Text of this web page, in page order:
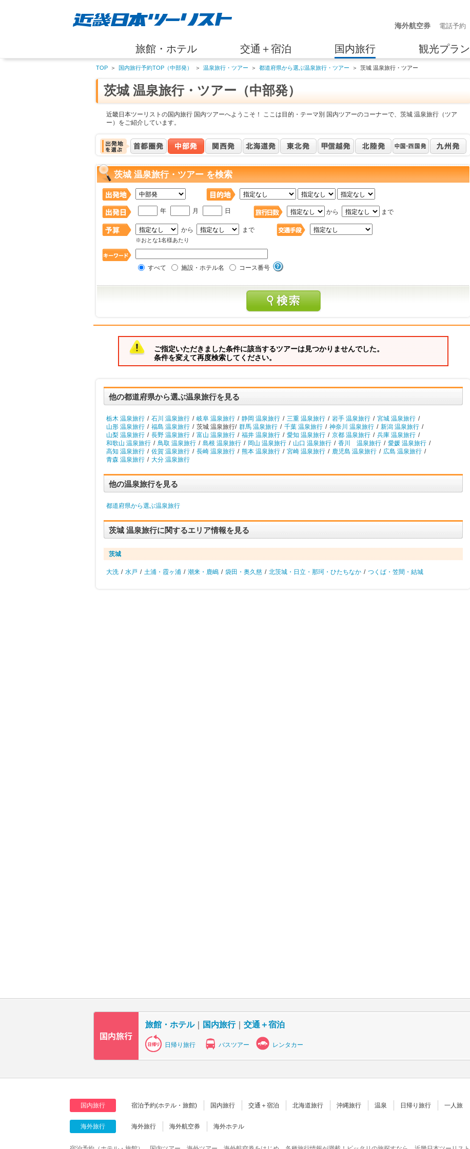
海外航空券
電話予約
旅館・ホテル 交通＋宿泊 国内旅行 観光プラン
TOP ＞ 国内旅行予約TOP（中部発） ＞ 温泉旅行・ツアー ＞ 都道府県から選ぶ温泉旅行・ツアー ＞ 茨城 温泉旅行・ツアー
茨城 温泉旅行・ツアー（中部発）
近畿日本ツーリストの国内旅行 国内ツアーへようこそ！ ここは目的・テーマ別 国内ツアーのコーナーで、茨城 温泉旅行（ツア
ー）をご紹介しています。
茨城 温泉旅行・ツアー を検索
年 月 日 から まで
から まで
※おとな1名様あたり
すべて 施設・ホテル名 コース番号
ご指定いただきました条件に該当するツアーは見つかりませんでした。
条件を変えて再度検索してください。
他の都道府県から選ぶ温泉旅行を見る
栃木 温泉旅行 / 石川 温泉旅行 / 岐阜 温泉旅行 / 静岡 温泉旅行 / 三重 温泉旅行 / 岩手 温泉旅行 / 宮城 温泉旅行 /
山形 温泉旅行 / 福島 温泉旅行 / 茨城 温泉旅行/ 群馬 温泉旅行 / 千葉 温泉旅行 / 神奈川 温泉旅行 / 新潟 温泉旅行 /
山梨 温泉旅行 / 長野 温泉旅行 / 富山 温泉旅行 / 福井 温泉旅行 / 愛知 温泉旅行 / 京都 温泉旅行 / 兵庫 温泉旅行 /
和歌山 温泉旅行 / 鳥取 温泉旅行 / 島根 温泉旅行 / 岡山 温泉旅行 / 山口 温泉旅行 / 香川 温泉旅行 / 愛媛 温泉旅行 /
高知 温泉旅行 / 佐賀 温泉旅行 / 長崎 温泉旅行 / 熊本 温泉旅行 / 宮崎 温泉旅行 / 鹿児島 温泉旅行 / 広島 温泉旅行 /
青森 温泉旅行 / 大分 温泉旅行
他の温泉旅行を見る
都道府県から選ぶ温泉旅行
茨城 温泉旅行に関するエリア情報を見る
茨城
大洗 / 水戸 / 土浦・霞ヶ浦 / 潮来・鹿嶋 / 袋田・奥久慈 / 北茨城・日立・那珂・ひたちなか / つくば・笠間・結城
旅館・ホテル｜ 国内旅行｜ 交通＋宿泊
日帰り旅行 バスツアー レンタカー
国内旅行 宿泊予約(ホテル・旅館) 国内旅行 交通＋宿泊 北海道旅行 沖縄旅行 温泉 日帰り旅行 一人旅
海外旅行 海外旅行 海外航空券 海外ホテル